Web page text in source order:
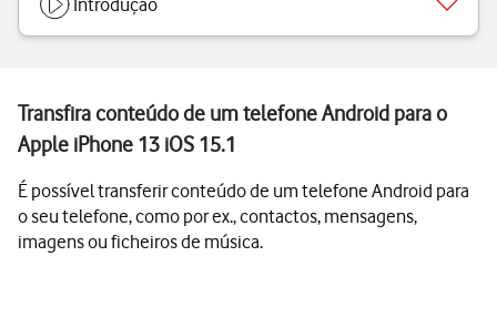
Introdução
Transfira conteúdo de um telefone Android para o
Apple iPhone 13 iOS 15.1
É possível transferir conteúdo de um telefone Android para
o seu telefone, como por ex., contactos, mensagens,
imagens ou ficheiros de música.